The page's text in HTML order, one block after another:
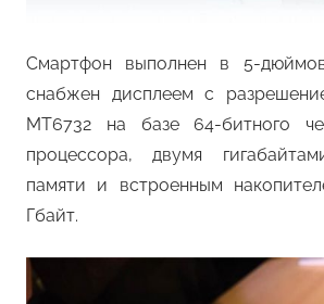
Смартфон выполнен в 5-
снабжен дисплеем с
MT6732 на базе 64-битного
процессора, двумя
памяти и встроенным
Гбайт.